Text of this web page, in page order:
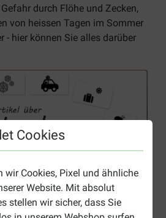
Cookies
wir Cookies, Pixel und ähnliche
Website. Mit absolut
stellen wir sicher, dass Sie
durch Flöhe und Zecken,
von heissen Tagen im Sommer
- hier können Sie alles darüber